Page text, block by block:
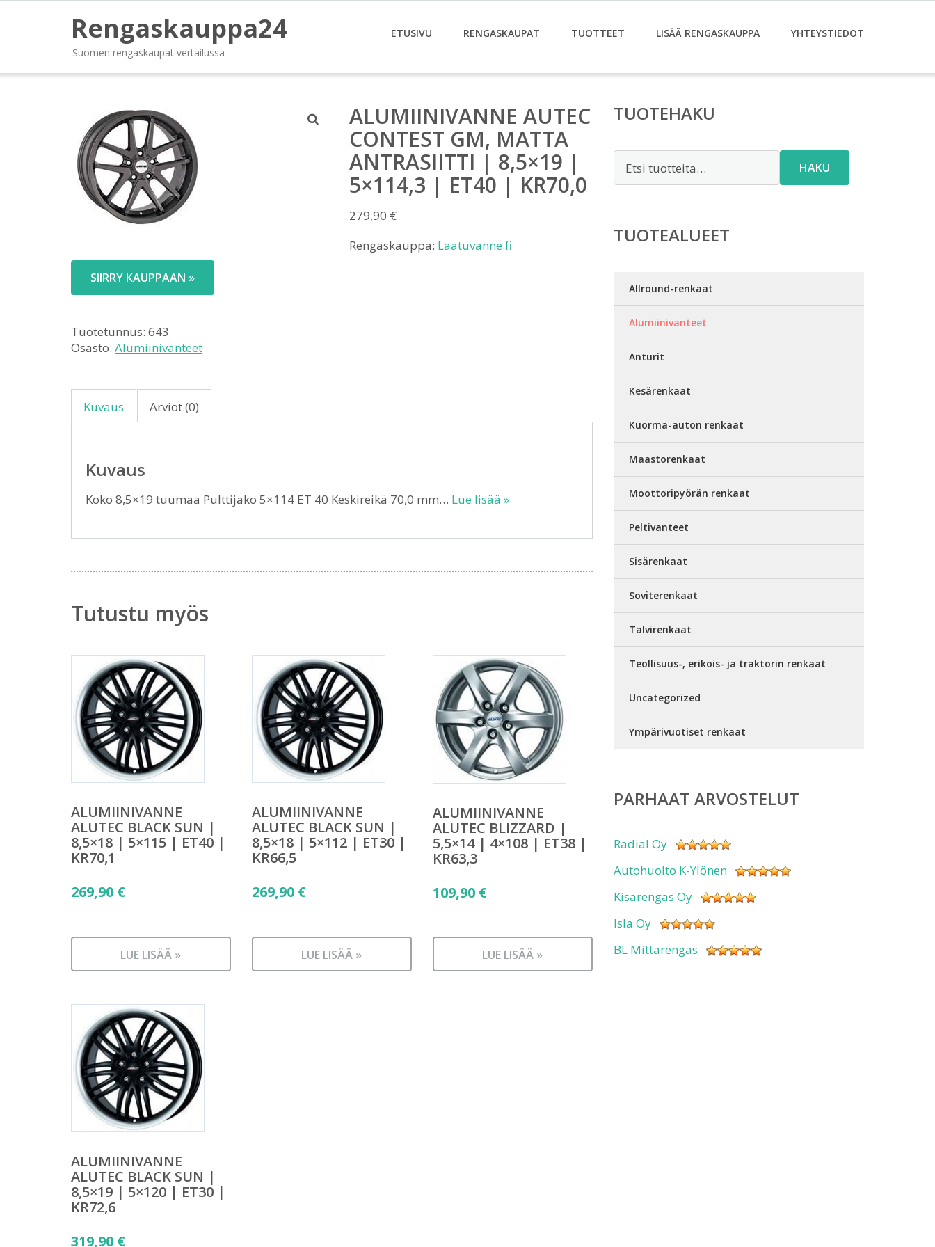
Rengaskauppa24
Suomen rengaskaupat vertailussa
ETUSIVU RENGASKAUPAT TUOTTEET LISÄÄ RENGASKAUPPA YHTEYSTIEDOT
ALUMIINIVANNE AUTEC
CONTEST GM, MATTA
ANTRASIITTI | 8,5×19 |
5×114,3 | ET40 | KR70,0
279,90 €
Rengaskauppa: Laatuvanne.fi
SIIRRY KAUPPAAN »
Tuotetunnus: 643
Osasto: Alumiinivanteet
Kuvaus Arviot (0)
Kuvaus
Koko 8,5×19 tuumaa Pulttijako 5×114 ET 40 Keskireikä 70,0 mm… Lue lisää »
Tutustu myös
ALUMIINIVANNE
ALUTEC BLACK SUN |
8,5×18 | 5×115 | ET40 |
KR70,1
269,90 €
LUE LISÄÄ »
ALUMIINIVANNE
ALUTEC BLACK SUN |
8,5×18 | 5×112 | ET30 |
KR66,5
269,90 €
LUE LISÄÄ »
ALUMIINIVANNE
ALUTEC BLIZZARD |
5,5×14 | 4×108 | ET38 |
KR63,3
109,90 €
LUE LISÄÄ »
ALUMIINIVANNE
ALUTEC BLACK SUN |
8,5×19 | 5×120 | ET30 |
KR72,6
319,90 €
TUOTEHAKU
HAKU
TUOTEALUEET
Allround-renkaat
Alumiinivanteet
Anturit
Kesärenkaat
Kuorma-auton renkaat
Maastorenkaat
Moottoripyörän renkaat
Peltivanteet
Sisärenkaat
Soviterenkaat
Talvirenkaat
Teollisuus-, erikois- ja traktorin renkaat
Uncategorized
Ympärivuotiset renkaat
PARHAAT ARVOSTELUT
Radial Oy
Autohuolto K-Ylönen
Kisarengas Oy
Isla Oy
BL Mittarengas